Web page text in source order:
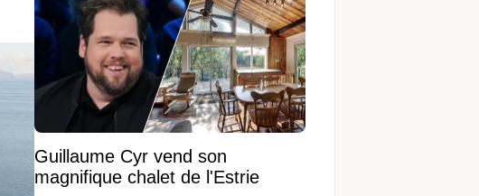
Guillaume Cyr vend son
magnifique chalet de l'Estrie